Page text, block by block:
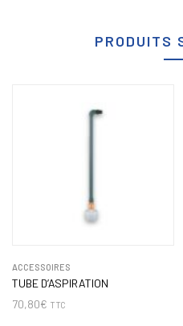
PRODUITS
ACCESSOIRES
TUBE D’ASPIRATION
70,80€ TTC